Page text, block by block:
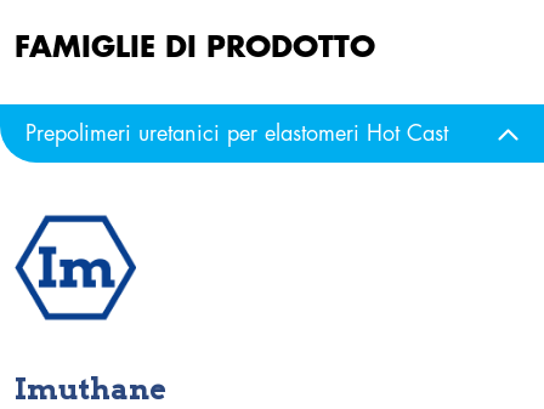
FAMIGLIE DI PRODOTTO
Prepolimeri uretanici per elastomeri Hot Cast
Imuthane